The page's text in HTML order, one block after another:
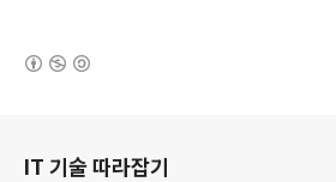
IT 기술 따라잡기